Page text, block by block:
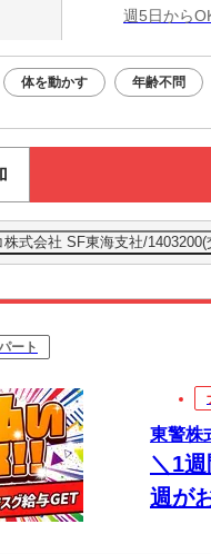
週5日から
体を動かす 年齢不問
株式会社 SF東海支社/
ート
東警株
＼1
週が